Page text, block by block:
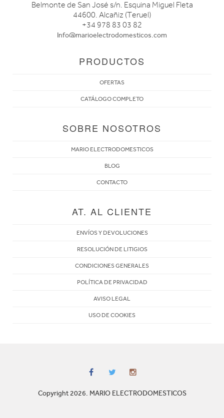
Belmonte de San José s/n. Esquina Miguel Fleta
44600. Alcañiz (Teruel)
+34 978 83 03 82
Info@marioelectrodomesticos.com
PRODUCTOS
OFERTAS
CATÁLOGO COMPLETO
SOBRE NOSOTROS
MARIO ELECTRODOMESTICOS
BLOG
CONTACTO
AT. AL CLIENTE
ENVÍOS Y DEVOLUCIONES
RESOLUCIÓN DE LITIGIOS
CONDICIONES GENERALES
POLÍTICA DE PRIVACIDAD
AVISO LEGAL
USO DE COOKIES
Copyright 2026. MARIO ELECTRODOMESTICOS